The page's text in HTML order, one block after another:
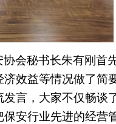
会秘书长朱有刚
效益等情况做了
言，大家不仅畅
安行业先进的经